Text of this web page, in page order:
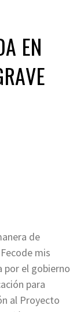
EN
de
mis
por el gobierno
para
al Proyecto